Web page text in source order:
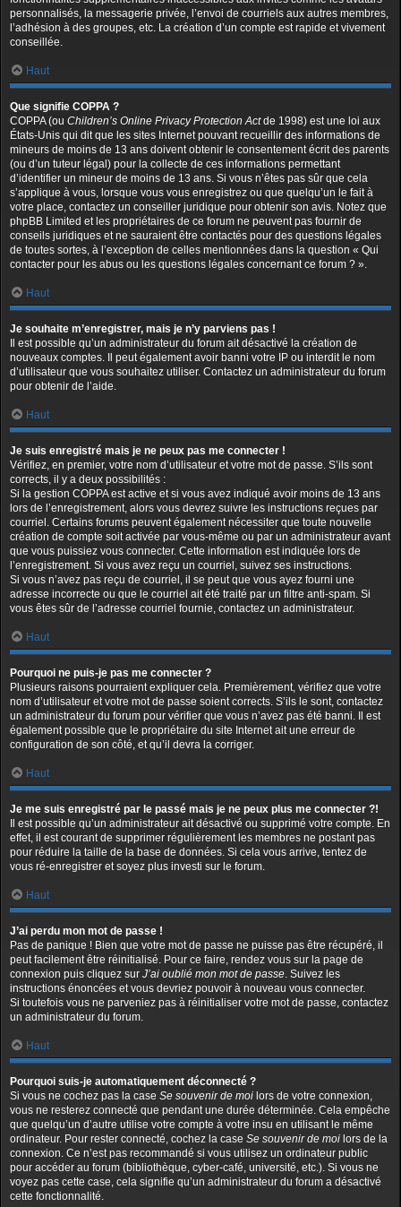
personnalisés, la messagerie privée, l’envoi de courriels aux autres membres,
l’adhésion à des groupes, etc. La création d’un compte est rapide et vivement
conseillée.
Haut
Que signifie COPPA ?
COPPA (ou Children’s Online Privacy Protection Actde 1998) est une loi aux
États-Unis qui dit que les sites Internet pouvant recueillir des informations de
mineurs de moins de 13 ans doivent obtenir le consentement écrit des parents
(ou d’un tuteur légal) pour la collecte de ces informations permettant
d’identifier un mineur de moins de 13 ans. Si vous n’êtes pas sûr que cela
s’applique à vous, lorsque vous vous enregistrez ou que quelqu’un le fait à
votre place, contactez un conseiller juridique pour obtenir son avis. Notez que
phpBB Limited et les propriétaires de ce forum ne peuvent pas fournir de
conseils juridiques et ne sauraient être contactés pour des questions légales
de toutes sortes, à l’exception de celles mentionnées dans la question « Qui
contacter pour les abus ou les questions légales concernant ce forum ? ».
Haut
Je souhaite m’enregistrer, mais je n’y parviens pas !
Il est possible qu’un administrateur du forum ait désactivé la création de
nouveaux comptes. Il peut également avoir banni votre IP ou interdit le nom
d’utilisateur que vous souhaitez utiliser. Contactez un administrateur du forum
pour obtenir de l’aide.
Haut
Je suis enregistré mais je ne peux pas me connecter !
Vérifiez, en premier, votre nom d’utilisateur et votre mot de passe. S’ils sont
corrects, il y a deux possibilités :
Si la gestion COPPA est active et si vous avez indiqué avoir moins de 13 ans
lors de l’enregistrement, alors vous devrez suivre les instructions reçues par
courriel. Certains forums peuvent également nécessiter que toute nouvelle
création de compte soit activée par vous-même ou par un administrateur avant
que vous puissiez vous connecter. Cette information est indiquée lors de
l’enregistrement. Si vous avez reçu un courriel, suivez ses instructions.
Si vous n’avez pas reçu de courriel, il se peut que vous ayez fourni une
adresse incorrecte ou que le courriel ait été traité par un filtre anti-spam. Si
vous êtes sûr de l’adresse courriel fournie, contactez un administrateur.
Haut
Pourquoi ne puis-je pas me connecter ?
Plusieurs raisons pourraient expliquer cela. Premièrement, vérifiez que votre
nom d’utilisateur et votre mot de passe soient corrects. S’ils le sont, contactez
un administrateur du forum pour vérifier que vous n’avez pas été banni. Il est
également possible que le propriétaire du site Internet ait une erreur de
configuration de son côté, et qu’il devra la corriger.
Haut
Je me suis enregistré par le passé mais je ne peux plus me connecter ?!
Il est possible qu’un administrateur ait désactivé ou supprimé votre compte. En
effet, il est courant de supprimer régulièrement les membres ne postant pas
pour réduire la taille de la base de données. Si cela vous arrive, tentez de
vous ré-enregistrer et soyez plus investi sur le forum.
Haut
J’ai perdu mon mot de passe !
Pas de panique ! Bien que votre mot de passe ne puisse pas être récupéré, il
peut facilement être réinitialisé. Pour ce faire, rendez vous sur la page de
connexion puis cliquez sur J’ai oublié mon mot de passe. Suivez les
instructions énoncées et vous devriez pouvoir à nouveau vous connecter.
Si toutefois vous ne parveniez pas à réinitialiser votre mot de passe, contactez
un administrateur du forum.
Haut
Pourquoi suis-je automatiquement déconnecté ?
Si vous ne cochez pas la case Se souvenir de moi lors de votre connexion,
vous ne resterez connecté que pendant une durée déterminée. Cela empêche
que quelqu’un d’autre utilise votre compte à votre insu en utilisant le même
ordinateur. Pour rester connecté, cochez la case Se souvenir de moi lors de la
connexion. Ce n’est pas recommandé si vous utilisez un ordinateur public
pour accéder au forum (bibliothèque, cyber-café, université, etc.). Si vous ne
voyez pas cette case, cela signifie qu’un administrateur du forum a désactivé
cette fonctionnalité.